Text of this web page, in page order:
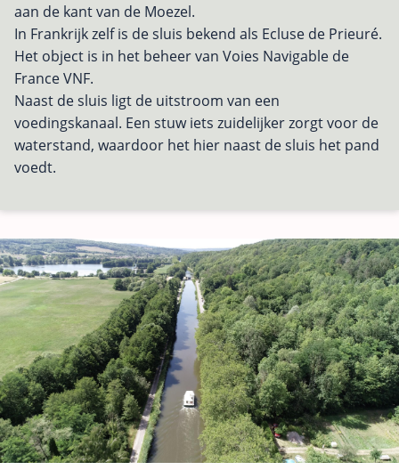
aan de kant van de Moezel.
In Frankrijk zelf is de sluis bekend als Ecluse de Prieuré.
Het object is in het beheer van Voies Navigable de
France VNF.
Naast de sluis ligt de uitstroom van een
voedingskanaal. Een stuw iets zuidelijker zorgt voor de
waterstand, waardoor het hier naast de sluis het pand
voedt.